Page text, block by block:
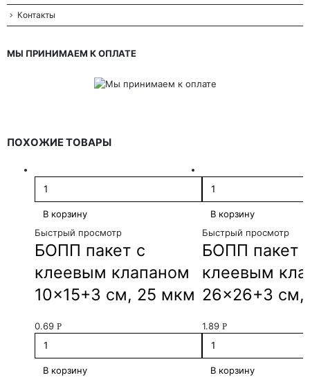
Контакты
МЫ ПРИНИМАЕМ К ОПЛАТЕ
ПОХОЖИЕ ТОВАРЫ
В корзину
Быстрый просмотр
БОПП пакет с
клеевым клапаном
10×15+3 см, 25 мкм
0.69 Р
В корзину
В корзину
Быстрый просмотр
БОПП пакет
клеевым
26×26+3
1.89 Р
В корзину